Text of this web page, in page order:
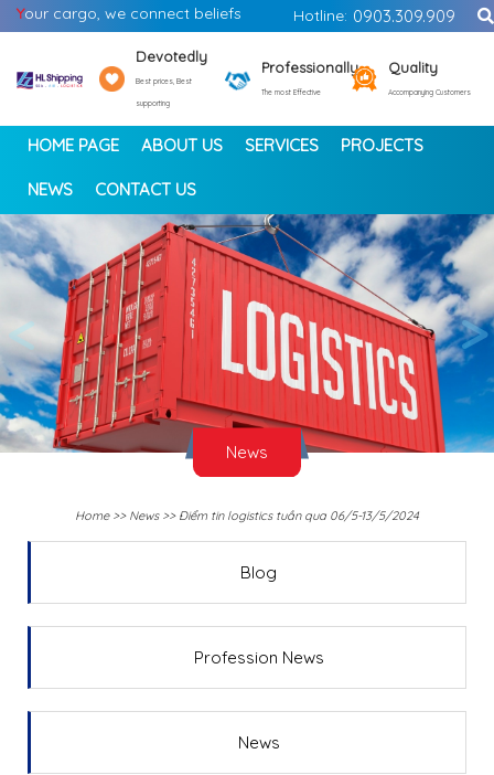
Your cargo, we connect beliefs Hotline: 0903.309.909
Devotedly
Best prices, Best
supporting
Professionally
The most Effective
Quality
Accompanying Customers
HOME PAGE ABOUT US SERVICES PROJECTS
NEWS CONTACT US
< >
News
Home>> News>> Điểm tin logistics tuần qua 06/5-13/5/2024
Blog
Profession News
News